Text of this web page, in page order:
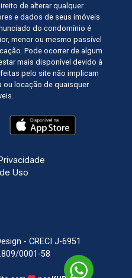
de alterar qualquer
e dados de seus imóveis
do condomínio é
menor ou mesmo passível
Pode ocorrer de algum
mais disponível devido à
pelo site não implicam
ou locação de quaisquer
Uso
- CRECI J-6951
0001-58